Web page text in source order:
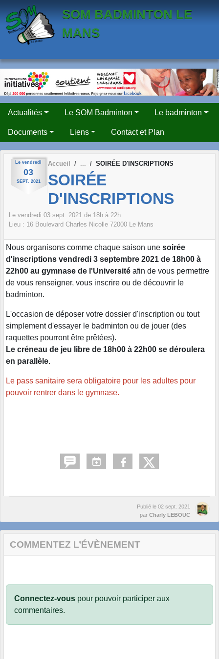
SOM BADMINTON LE
MANS
Actualités Le SOM Badminton Le badminton
Documents Liens Contact et Plan
Le vendredi
03
SEPT. 2021
Accueil SOIRÉE D'INSCRIPTIONS
SOIRÉE
D'INSCRIPTIONS
Le vendredi 03 sept. 2021 de 18h à 22h
Lieu : 16 Boulevard Charles Nicolle 72000 Le Mans
Nous organisons comme chaque saison une soirée
d'inscriptions vendredi 3 septembre 2021 de 18h00 à
22h00 au gymnase de l'Université afin de vous permettre
de vous renseigner, vous inscrire ou de découvrir le
badminton.
L'occasion de déposer votre dossier d'inscription ou tout
simplement d'essayer le badminton ou de jouer (des
raquettes pourront être prêtées).
Le créneau de jeu libre de 18h00 à 22h00 se déroulera
en parallèle.
Le pass sanitaire sera obligatoire pour les adultes pour
pouvoir rentrer dans le gymnase.
Publié le 02 sept. 2021
par Charly LEBOUC
COMMENTEZ L’ÉVÈNEMENT
Connectez-vous pour pouvoir participer aux
commentaires.
Panneau de gestion des cookies